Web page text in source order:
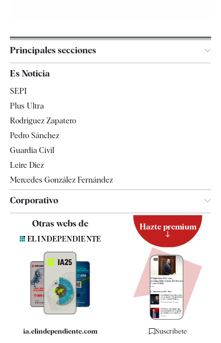
Principales secciones
España
Televisión
Es Noticia
SEPI
Plus Ultra
Rodríguez Zapatero
Pedro Sánchez
Guardia Civil
Leire Díez
Mercedes González Fernández
Corporativo
Contacto
Quiénes somos
Especificaciones
Otras webs de
ia.elindependiente.com
Hazte premium
Suscríbete